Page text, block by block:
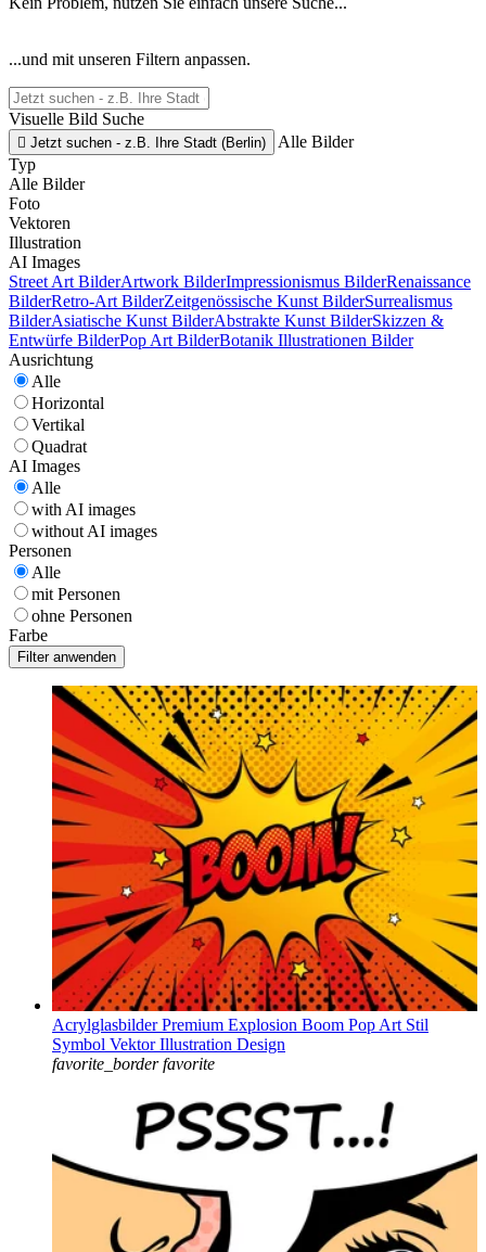
...und mit unseren Filtern anpassen.
Visuelle Bild Suche
 Jetzt suchen - z.B. Ihre Stadt (Berlin)
Alle Bilder
Typ
Alle Bilder
Foto
Vektoren
Illustration
AI Images
Street Art BilderArtwork BilderImpressionismus BilderRenaissance
BilderRetro-Art BilderZeitgenössische Kunst BilderSurrealismus
BilderAsiatische Kunst BilderAbstrakte Kunst BilderSkizzen &
Entwürfe BilderPop Art BilderBotanik Illustrationen Bilder
Ausrichtung
Alle
Horizontal
Vertikal
Quadrat
AI Images
Alle
with AI images
without AI images
Personen
Alle
mit Personen
ohne Personen
Farbe
Acrylglasbilder Premium Explosion Boom Pop Art Stil
Symbol Vektor Illustration Design
favorite_border favorite